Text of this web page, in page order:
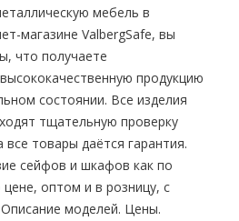
мебель в
магазине ValbergSafe, вы
что получаете
продукцию
состоянии. Все изделия
тщательную проверку
товары даётся гарантия.
сейфов и шкафов как по
оптом и в розницу, с
моделей. Цены.